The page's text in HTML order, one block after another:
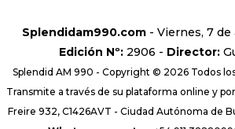
Splendidam990.com - Viernes, 7
Edición Nº:2906 - Director:
Splendid AM 990 - Copyright © 2026 Todos
Transmite a través de su plataforma online y
Freire 932, C1426AVT - Ciudad Autónoma de